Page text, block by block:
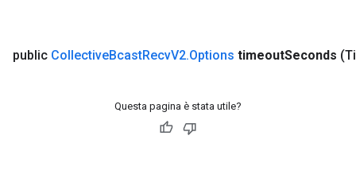
public CollectiveBcastRecvV2.Options timeoutSeconds
Questa pagina è stata utile?